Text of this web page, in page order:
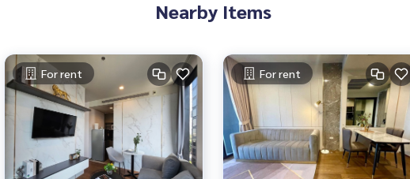
Nearby Items
For rent For rent